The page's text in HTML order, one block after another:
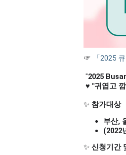
☞ 「2025
"2025
♥ "귀엽고
✨ 참가대상
부산,
(2022
✨ 신청기간